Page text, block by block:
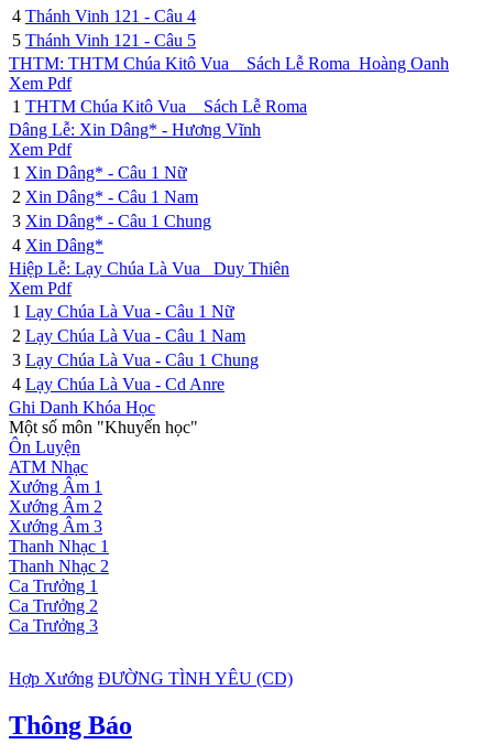
4 Thánh Vinh 121 - Câu 4
5 Thánh Vinh 121 - Câu 5
THTM: THTM Chúa Kitô Vua _ Sách Lễ Roma_Hoàng Oanh
Xem Pdf
1 THTM Chúa Kitô Vua _ Sách Lễ Roma
Dâng Lễ: Xin Dâng* - Hương Vĩnh
Xem Pdf
1 Xin Dâng* - Câu 1 Nữ
2 Xin Dâng* - Câu 1 Nam
3 Xin Dâng* - Câu 1 Chung
4 Xin Dâng*
Hiệp Lễ: Lạy Chúa Là Vua_ Duy Thiên
Xem Pdf
1 Lạy Chúa Là Vua - Câu 1 Nữ
2 Lạy Chúa Là Vua - Câu 1 Nam
3 Lạy Chúa Là Vua - Câu 1 Chung
4 Lạy Chúa Là Vua - Cd Anre
Ghi Danh Khóa Học
Một số môn "Khuyến học"
Ôn Luyện
ATM Nhạc
Xướng Âm 1
Xướng Âm 2
Xướng Âm 3
Thanh Nhạc 1
Thanh Nhạc 2
Ca Trưởng 1
Ca Trưởng 2
Ca Trưởng 3
Hợp Xướng ĐƯỜNG TÌNH YÊU (CD)
Thông Báo